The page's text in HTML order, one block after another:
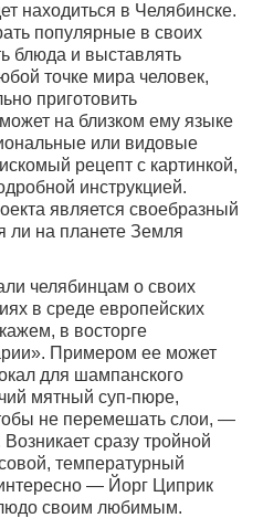
находиться в Челябинске.
популярные в своих
блюда и выставлять
точке мира человек,
приготовить
на близком ему языке
или видовые
рецепт с картинкой,
инструкцией.
является своебразный
ли на планете Земля
челябинцам о своих
в среде европейских
в восторге
Примером ее может
для шампанского
мятный суп-пюре,
не перемешать слои, —
сразу тройной
температурный
— Йорг Циприк
своим любимым.